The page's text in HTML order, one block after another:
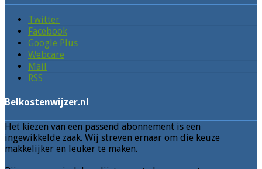
Twitter
Facebook
Google Plus
Webcare
Mail
RSS
Belkostenwijzer.nl
Het kiezen van een passend abonnement is een
ingewikkelde zaak. Wij streven ernaar om die keuze
makkelijker en leuker te maken.